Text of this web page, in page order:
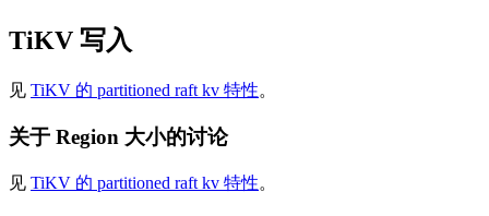
TiKV 写入
见 TiKV 的 partitioned raft kv 特性。
关于 Region 大小的讨论
见 TiKV 的 partitioned raft kv 特性。